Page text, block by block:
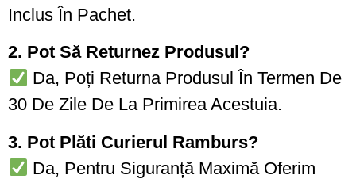
Inclus În Pachet.
2. Pot Să Returnez Produsul?
Da, Poți Returna Produsul În Termen De
30 De Zile De La Primirea Acestuia.
3. Pot Plăti Curierul Ramburs?
Da, Pentru Siguranță Maximă Oferim